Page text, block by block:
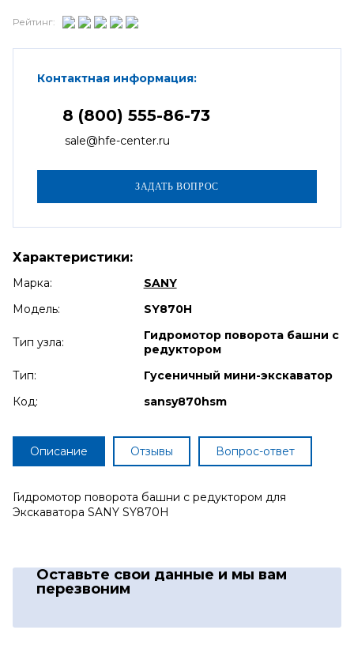
Рейтинг:
Контактная информация:
8 (800) 555-86-73
sale@hfe-center.ru
Характеристики:
Марка:
SANY
Модель:
SY870H
Тип узла:
Гидромотор поворота башни с
редуктором
Тип:
Гусеничный мини-экскаватор
Код:
sansy870hsm
Описание Отзывы Вопрос-ответ
Гидромотор поворота башни с редуктором для
Экскаватора SANY SY870H
Оставьте свои данные и мы вам
перезвоним